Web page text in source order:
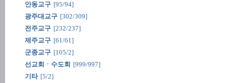
안동교구 [95/94]
광주대교구 [302/309]
전주교구 [232/237]
제주교구 [61/61]
군종교구 [105/2]
선교회ㆍ수도회 [999/997]
기타 [5/2]